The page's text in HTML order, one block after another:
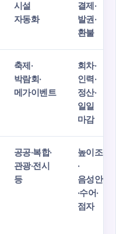
시설
자동화
결제·
발권·
환불
축제·
박람회·
메가이벤트
회차·
인력·
정산·
일일
마감
공공·복합·
관광·전시
등
높이조절
·
음성안내
·수어·
점자